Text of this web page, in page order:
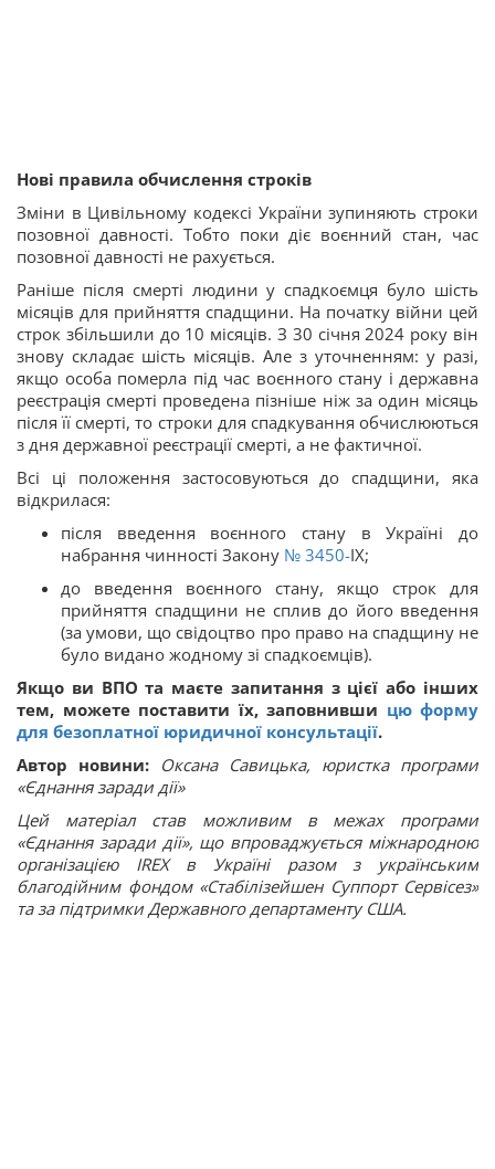
Нові правила обчислення строків
Зміни в Цивільному кодексі України зупиняють строки
позовної давності. Тобто поки діє воєнний стан, час
позовної давності не рахується.
Раніше після смерті людини у спадкоємця було шість
місяців для прийняття спадщини. На початку війни цей
строк збільшили до 10 місяців. З 30 січня 2024 року він
знову складає шість місяців. Але з уточненням: у разі,
якщо особа померла під час воєнного стану і державна
реєстрація смерті проведена пізніше ніж за один місяць
після її смерті, то строки для спадкування обчислюються
з дня державної реєстрації смерті, а не фактичної.
Всі ці положення застосовуються до спадщини, яка
відкрилася:
після введення воєнного стану в Україні до
набрання чинності Закону № 3450-IX;
до введення воєнного стану, якщо строк для
прийняття спадщини не сплив до його введення
(за умови, що свідоцтво про право на спадщину не
було видано жодному зі спадкоємців).
Якщо ви ВПО та маєте запитання з цієї або інших
тем, можете поставити їх, заповнивши цю форму
для безоплатної юридичної консультації.
Автор новини: Оксана Савицька, юристка програми
«Єднання заради дії»
Цей матеріал став можливим в межах програми
«Єднання заради дії», що впроваджується міжнародною
організацією IREX в Україні разом з українським
благодійним фондом «Стабілізейшен Суппорт Сервісез»
та за підтримки Державного департаменту США.